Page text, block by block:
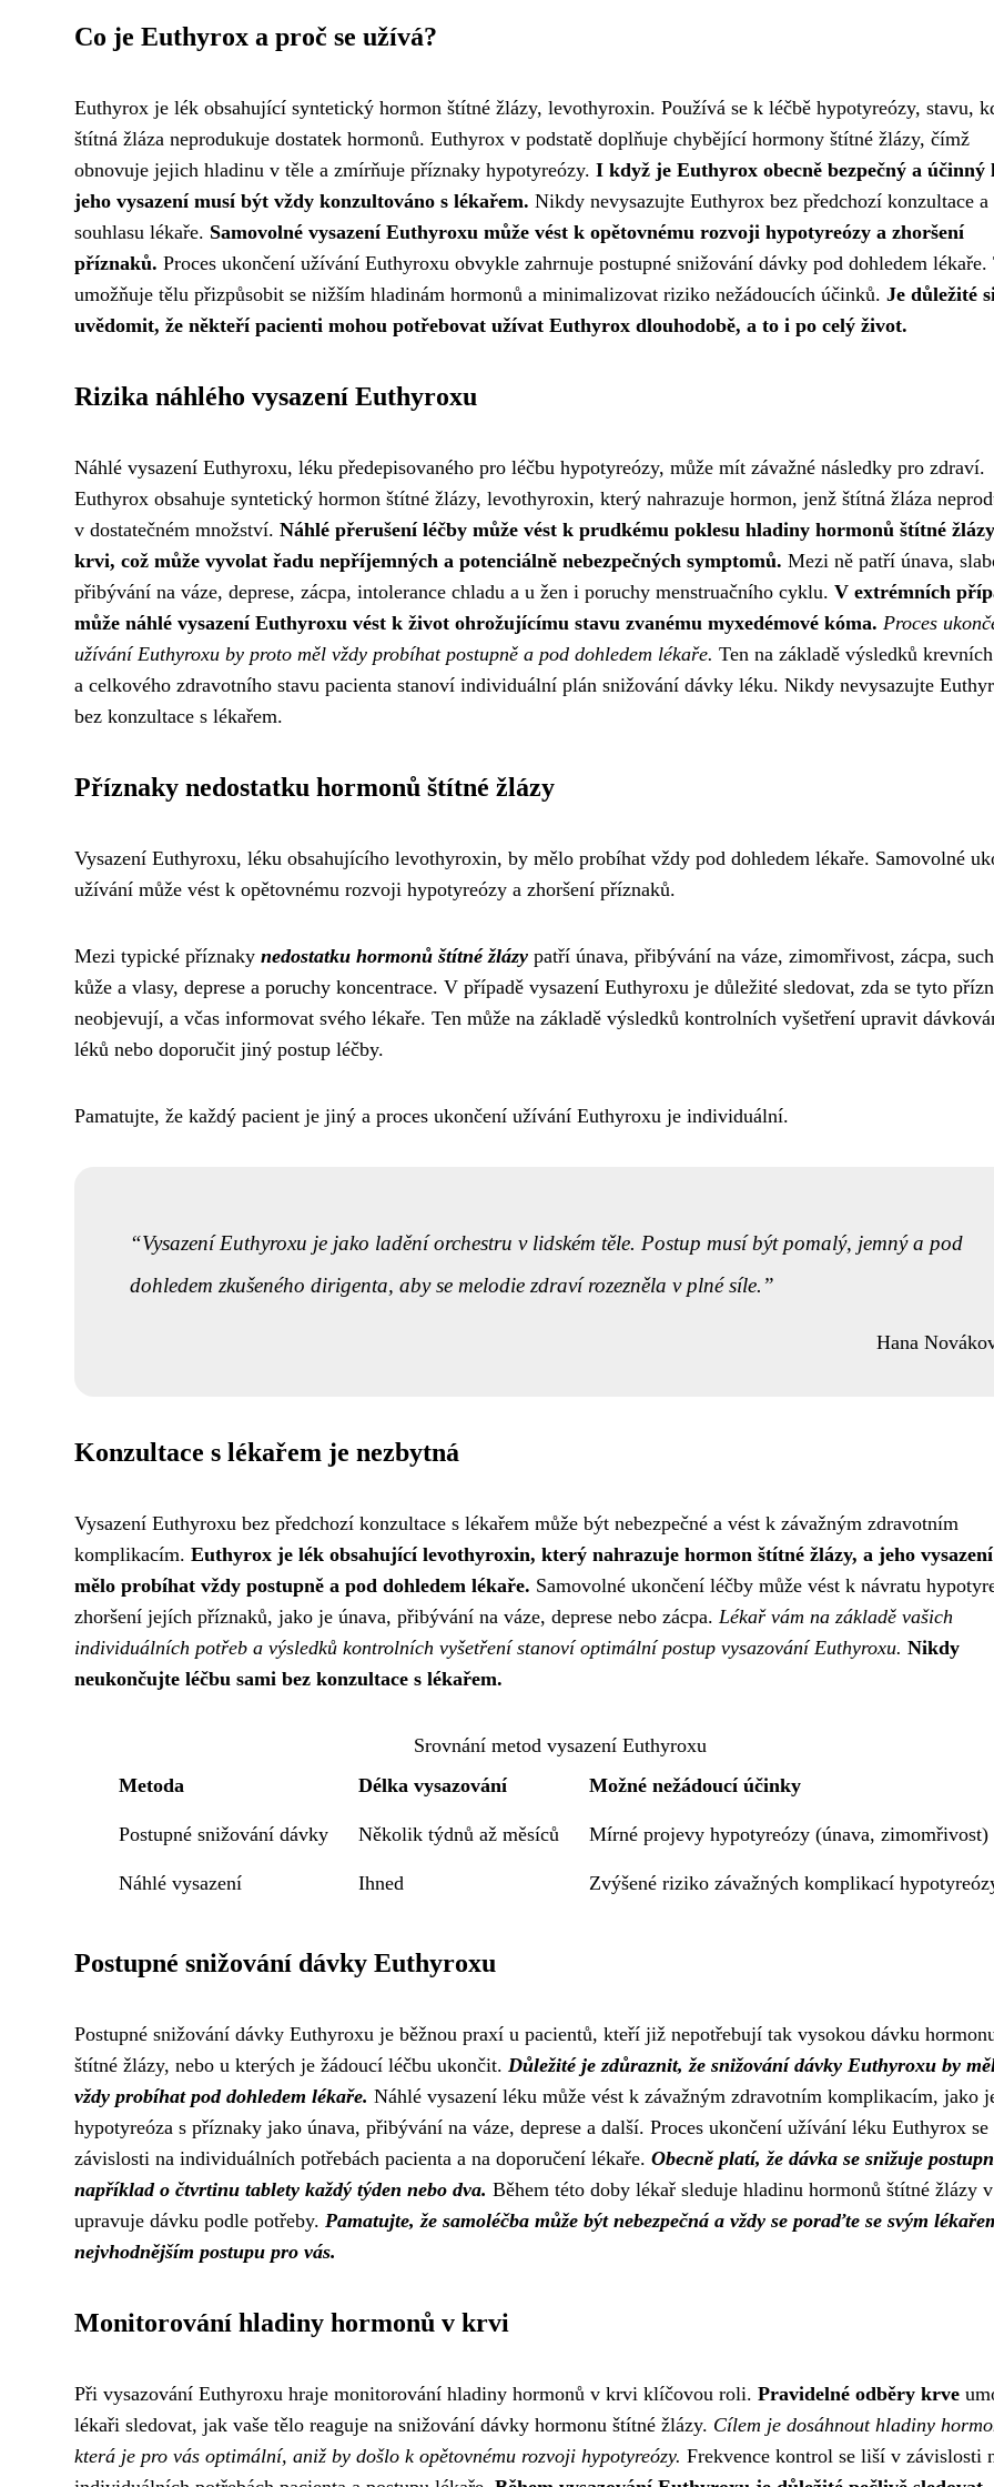
Co je Euthyrox a proč se užívá?
Euthyrox je lék obsahující syntetický hormon štítné žlázy, levothyroxin. Používá se k léčbě hypotyreózy, stavu,
štítná žláza neprodukuje dostatek hormonů. Euthyrox v podstatě doplňuje chybějící hormony štítné žlázy, čímž
obnovuje jejich hladinu v těle a zmírňuje příznaky hypotyreózy. I když je Euthyrox obecně bezpečný a účinný
jeho vysazení musí být vždy konzultováno s lékařem. Nikdy nevysazujte Euthyrox bez předchozí konzultace a
souhlasu lékaře. Samovolné vysazení Euthyroxu může vést k opětovnému rozvoji hypotyreózy a zhoršení
příznaků. Proces ukončení užívání Euthyroxu obvykle zahrnuje postupné snižování dávky pod dohledem lékaře.
umožňuje tělu přizpůsobit se nižším hladinám hormonů a minimalizovat riziko nežádoucích účinků. Je důležité
uvědomit, že někteří pacienti mohou potřebovat užívat Euthyrox dlouhodobě, a to i po celý život.
Rizika náhlého vysazení Euthyroxu
Náhlé vysazení Euthyroxu, léku předepisovaného pro léčbu hypotyreózy, může mít závažné následky pro zdraví.
Euthyrox obsahuje syntetický hormon štítné žlázy, levothyroxin, který nahrazuje hormon, jenž štítná žláza
v dostatečném množství. Náhlé přerušení léčby může vést k prudkému poklesu hladiny hormonů štítné
krvi, což může vyvolat řadu nepříjemných a potenciálně nebezpečných symptomů. Mezi ně patří únava,
přibývání na váze, deprese, zácpa, intolerance chladu a u žen i poruchy menstruačního cyklu. V extrémních
může náhlé vysazení Euthyroxu vést k život ohrožujícímu stavu zvanému myxedémové kóma. Proces
užívání Euthyroxu by proto měl vždy probíhat postupně a pod dohledem lékaře. Ten na základě výsledků
a celkového zdravotního stavu pacienta stanoví individuální plán snižování dávky léku. Nikdy nevysazujte
bez konzultace s lékařem.
Příznaky nedostatku hormonů štítné žlázy
Vysazení Euthyroxu, léku obsahujícího levothyroxin, by mělo probíhat vždy pod dohledem lékaře. Samovolné
užívání může vést k opětovnému rozvoji hypotyreózy a zhoršení příznaků.
Mezi typické příznaky nedostatku hormonů štítné žlázy patří únava, přibývání na váze, zimomřivost, zácpa,
kůže a vlasy, deprese a poruchy koncentrace. V případě vysazení Euthyroxu je důležité sledovat, zda se tyto
neobjevují, a včas informovat svého lékaře. Ten může na základě výsledků kontrolních vyšetření upravit
léků nebo doporučit jiný postup léčby.
Pamatujte, že každý pacient je jiný a proces ukončení užívání Euthyroxu je individuální.
Vysazení Euthyroxu je jako ladění orchestru v lidském těle. Postup musí být pomalý, jemný a pod
dohledem zkušeného dirigenta, aby se melodie zdraví rozezněla v plné síle.
Hana
Konzultace s lékařem je nezbytná
Vysazení Euthyroxu bez předchozí konzultace s lékařem může být nebezpečné a vést k závažným zdravotním
komplikacím. Euthyrox je lék obsahující levothyroxin, který nahrazuje hormon štítné žlázy, a jeho
mělo probíhat vždy postupně a pod dohledem lékaře. Samovolné ukončení léčby může vést k návratu
zhoršení jejích příznaků, jako je únava, přibývání na váze, deprese nebo zácpa. Lékař vám na základě vašich
individuálních potřeb a výsledků kontrolních vyšetření stanoví optimální postup vysazování Euthyroxu. Nikdy
neukončujte léčbu sami bez konzultace s lékařem.
Srovnání metod vysazení Euthyroxu
Metoda
Délka vysazování Možné nežádoucí účinky
Postupné snižování dávky Několik týdnů až měsíců Mírné projevy hypotyreózy (únava, zimomřivost)
Náhlé vysazení Ihned Zvýšené riziko závažných komplikací
Postupné snižování dávky Euthyroxu
Postupné snižování dávky Euthyroxu je běžnou praxí u pacientů, kteří již nepotřebují tak vysokou dávku
štítné žlázy, nebo u kterých je žádoucí léčbu ukončit. Důležité je zdůraznit, že snižování dávky Euthyroxu by
vždy probíhat pod dohledem lékaře. Náhlé vysazení léku může vést k závažným zdravotním komplikacím, jako
hypotyreóza s příznaky jako únava, přibývání na váze, deprese a další. Proces ukončení užívání léku Euthyrox
závislosti na individuálních potřebách pacienta a na doporučení lékaře. Obecně platí, že dávka se snižuje
například o čtvrtinu tablety každý týden nebo dva. Během této doby lékař sleduje hladinu hormonů štítné žlázy
upravuje dávku podle potřeby. Pamatujte, že samoléčba může být nebezpečná a vždy se poraďte se svým
nejvhodnějším postupu pro vás.
Monitorování hladiny hormonů v krvi
Při vysazování Euthyroxu hraje monitorování hladiny hormonů v krvi klíčovou roli. Pravidelné odběry krve
lékaři sledovat, jak vaše tělo reaguje na snižování dávky hormonu štítné žlázy. Cílem je dosáhnout hladiny
která je pro vás optimální, aniž by došlo k opětovnému rozvoji hypotyreózy. Frekvence kontrol se liší v závislosti